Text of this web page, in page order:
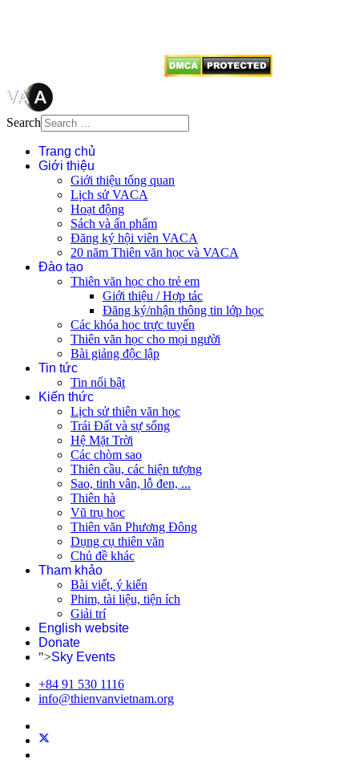
Search
Trang chủ
Giới thiệu
Giới thiệu tổng quan
Lịch sử VACA
Hoạt động
Sách và ấn phẩm
Đăng ký hội viên VACA
20 năm Thiên văn học và VACA
Đào tạo
Thiên văn học cho trẻ em
Giới thiệu / Hợp tác
Đăng ký/nhận thông tin lớp học
Các khóa học trực tuyến
Thiên văn học cho mọi người
Bài giảng độc lập
Tin tức
Tin nổi bật
Kiến thức
Lịch sử thiên văn học
Trái Đất và sự sống
Hệ Mặt Trời
Các chòm sao
Thiên cầu, các hiện tượng
Sao, tinh vân, lỗ đen, ...
Thiên hà
Vũ trụ học
Thiên văn Phương Đông
Dụng cụ thiên văn
Chủ đề khác
Tham khảo
Bài viết, ý kiến
Phim, tài liệu, tiện ích
Giải trí
English website
Donate
">Sky Events
+84 91 530 1116
info@thienvanvietnam.org